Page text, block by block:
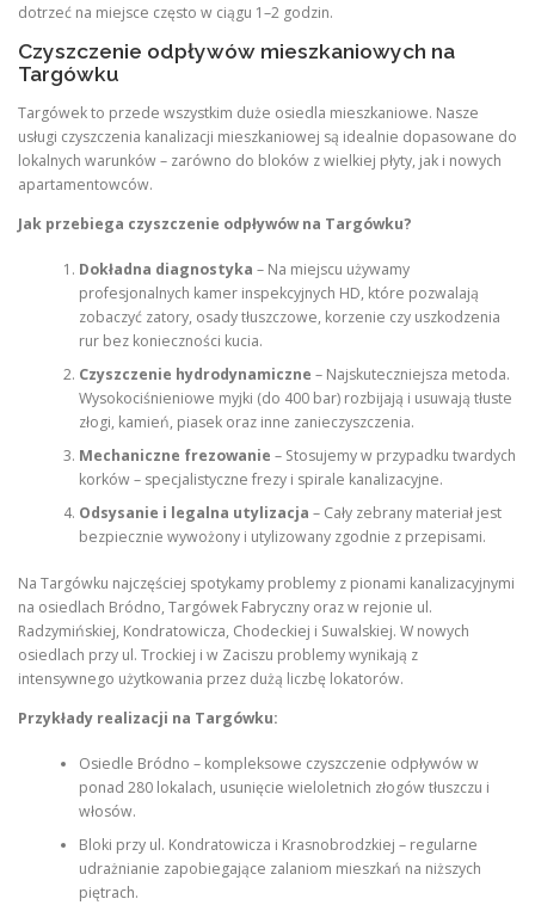
dotrzeć na miejsce często w ciągu 1–2 godzin.
Czyszczenie odpływów mieszkaniowych na
Targówku
Targówek to przede wszystkim duże osiedla mieszkaniowe. Nasze
usługi czyszczenia kanalizacji mieszkaniowej są idealnie dopasowane do
lokalnych warunków – zarówno do bloków z wielkiej płyty, jak i nowych
apartamentowców.
Jak przebiega czyszczenie odpływów na Targówku?
Dokładna diagnostyka – Na miejscu używamy
profesjonalnych kamer inspekcyjnych HD, które pozwalają
zobaczyć zatory, osady tłuszczowe, korzenie czy uszkodzenia
rur bez konieczności kucia.
Czyszczenie hydrodynamiczne – Najskuteczniejsza metoda.
Wysokociśnieniowe myjki (do 400 bar) rozbijają i usuwają tłuste
złogi, kamień, piasek oraz inne zanieczyszczenia.
Mechaniczne frezowanie – Stosujemy w przypadku twardych
korków – specjalistyczne frezy i spirale kanalizacyjne.
Odsysanie i legalna utylizacja – Cały zebrany materiał jest
bezpiecznie wywożony i utylizowany zgodnie z przepisami.
Na Targówku najczęściej spotykamy problemy z pionami kanalizacyjnymi
na osiedlach Bródno, Targówek Fabryczny oraz w rejonie ul.
Radzymińskiej, Kondratowicza, Chodeckiej i Suwalskiej. W nowych
osiedlach przy ul. Trockiej i w Zaciszu problemy wynikają z
intensywnego użytkowania przez dużą liczbę lokatorów.
Przykłady realizacji na Targówku:
Osiedle Bródno – kompleksowe czyszczenie odpływów w
ponad 280 lokalach, usunięcie wieloletnich złogów tłuszczu i
włosów.
Bloki przy ul. Kondratowicza i Krasnobrodzkiej – regularne
udrażnianie zapobiegające zalaniom mieszkań na niższych
piętrach.